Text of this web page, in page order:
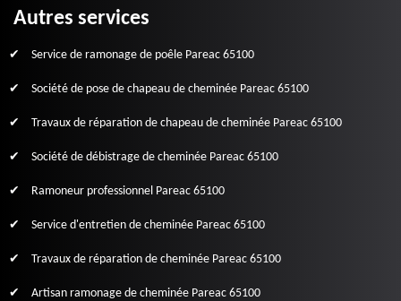
Autres services
Service de ramonage de poêle Pareac 65100
Société de pose de chapeau de cheminée Pareac 65100
Travaux de réparation de chapeau de cheminée Pareac 65100
Société de débistrage de cheminée Pareac 65100
Ramoneur professionnel Pareac 65100
Service d'entretien de cheminée Pareac 65100
Travaux de réparation de cheminée Pareac 65100
Artisan ramonage de cheminée Pareac 65100